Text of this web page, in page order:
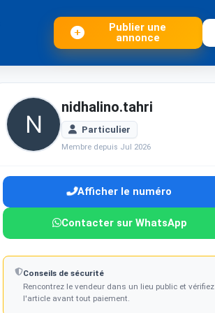
Publier une
annonce
nidhalino.tahri
Particulier
Membre depuis Jul 2026
Afficher le numéro
Contacter sur WhatsApp
Conseils de sécurité
Rencontrez le vendeur dans un lieu public et vérifiez
l'article avant tout paiement.